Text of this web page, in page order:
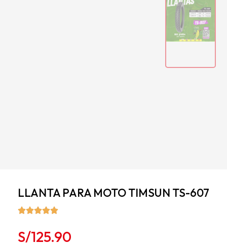
LLANTA PARA MOTO TIMSUN TS-607
S/125.90